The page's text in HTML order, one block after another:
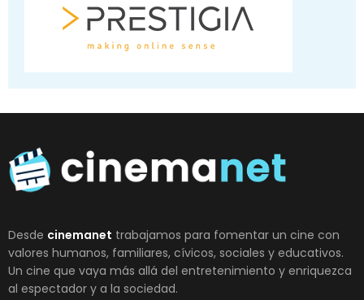
Desde cinemanet trabajamos para fomentar un cine con
valores humanos, familiares, cívicos, sociales y educativos.
Un cine que vaya más allá del entretenimiento y enriquezca
al espectador y a la sociedad.